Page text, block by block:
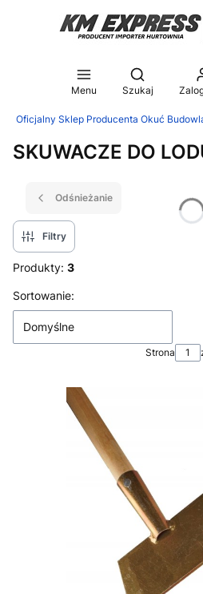
Menu
Otwórz
Szukaj
- Oficjalny Sklep Producenta Okuć
SKUWACZE DO
Odśnieżanie
Filtry
Produkty: 3
Lista produktów
Sortowanie:
Domyślne
Strona